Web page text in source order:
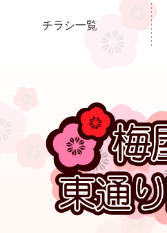
チラシ一覧